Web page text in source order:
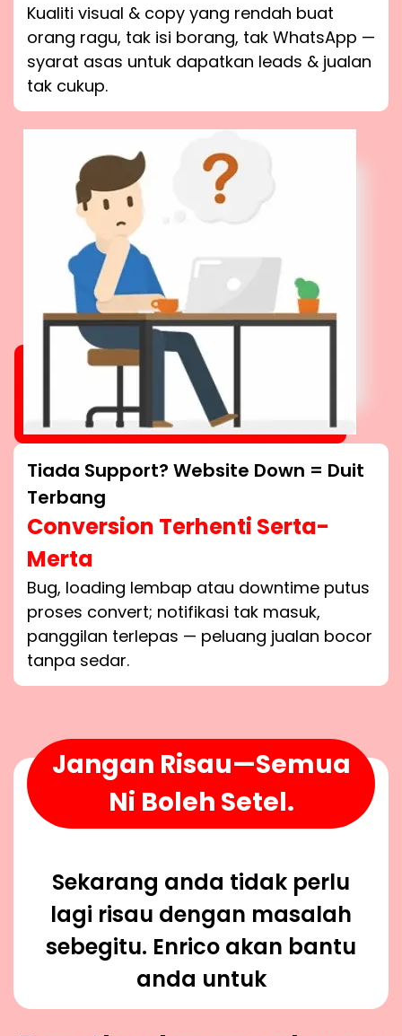
Kualiti visual & copy yang rendah buat
orang ragu, tak isi borang, tak WhatsApp —
syarat asas untuk dapatkan leads & jualan
tak cukup.
Tiada Support? Website Down = Duit
Terbang
Conversion Terhenti Serta-
Merta
Bug, loading lembap atau downtime putus
proses convert; notifikasi tak masuk,
panggilan terlepas — peluang jualan bocor
tanpa sedar.
Jangan Risau—Semua
Ni Boleh Setel.
Sekarang anda tidak perlu
lagi risau dengan masalah
sebegitu. Enrico akan bantu
anda untuk